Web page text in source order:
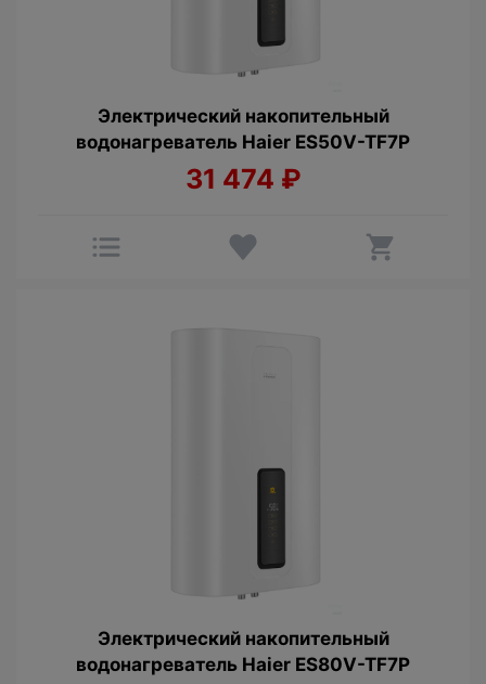
Электрический накопительный
водонагреватель Haier ES50V-TF7P
31 474 ₽
Электрический накопительный
водонагреватель Haier ES80V-TF7P